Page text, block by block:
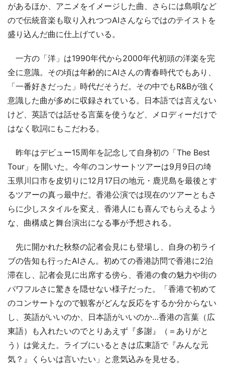
があるほか、アニメをイメージした曲、さらには島唄など
ので伝統音楽も取り入れつつAIさんならではのテイストを
盛り込んだ曲に仕上げている。
一方の「洋」は1990年代から2000年代初頭の洋楽を完
全に意識。その頃は年齢的にAIさんの青春時代でもあり、
「一番好きだった」時代だそうだ。その中でもR&Bが強く
意識した曲が多めに収録されている。日本語では言えない
けど、英語では話せる言葉を使うなど、メロディーだけで
はなく歌詞にもこだわる。
昨年はデビュー15周年を記念して自身初の「The Best
Tour」を開いた。今年のコンサートツアーは9月9日の埼
玉県川口市を皮切りに12月17日の地元・鹿児島を最後とす
るツアーの真っ最中だ。香港公演では現在のツアーともさ
らに少しスタイルを変え、香港人にも喜んでもらえるよう
な、曲構成と舞台演出になる事が予想される。
先に開かれた秋祭の記者会見にも登場し、自身の初ライ
ブの告知も行ったAIさん。初めての香港訪問で香港に2泊
滞在し、記者会見に出席する傍ら、香港の食の魅力や街の
パワフルさに驚きを隠せない様子だった。「香港で初めて
のコンサートなので観客がどんな反応をするか分からない
し、英語がいいのか、日本語がいいのか…香港の言葉（広
東語）も入れたいのでとりあえず『多謝』（＝ありがと
う）は覚えた。ライブにいるときは広東語で『みんな元
気？』くらいは言いたい」と意気込みを見せる。